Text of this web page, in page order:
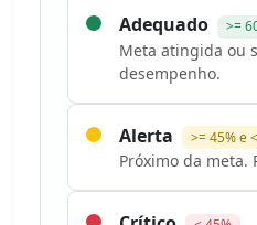
Adequado >=
Meta atingida ou
desempenho.
Alerta >= 45% e
Próximo da meta.